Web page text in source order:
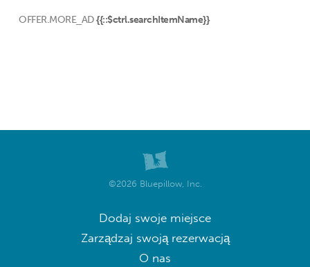
OFFER.MORE_AD {{::$ctrl.searchItemName}}
©2026 Bluepillow, Inc.
Dodaj swoje miejsce
Zarządzaj swoją rezerwacją
O nas